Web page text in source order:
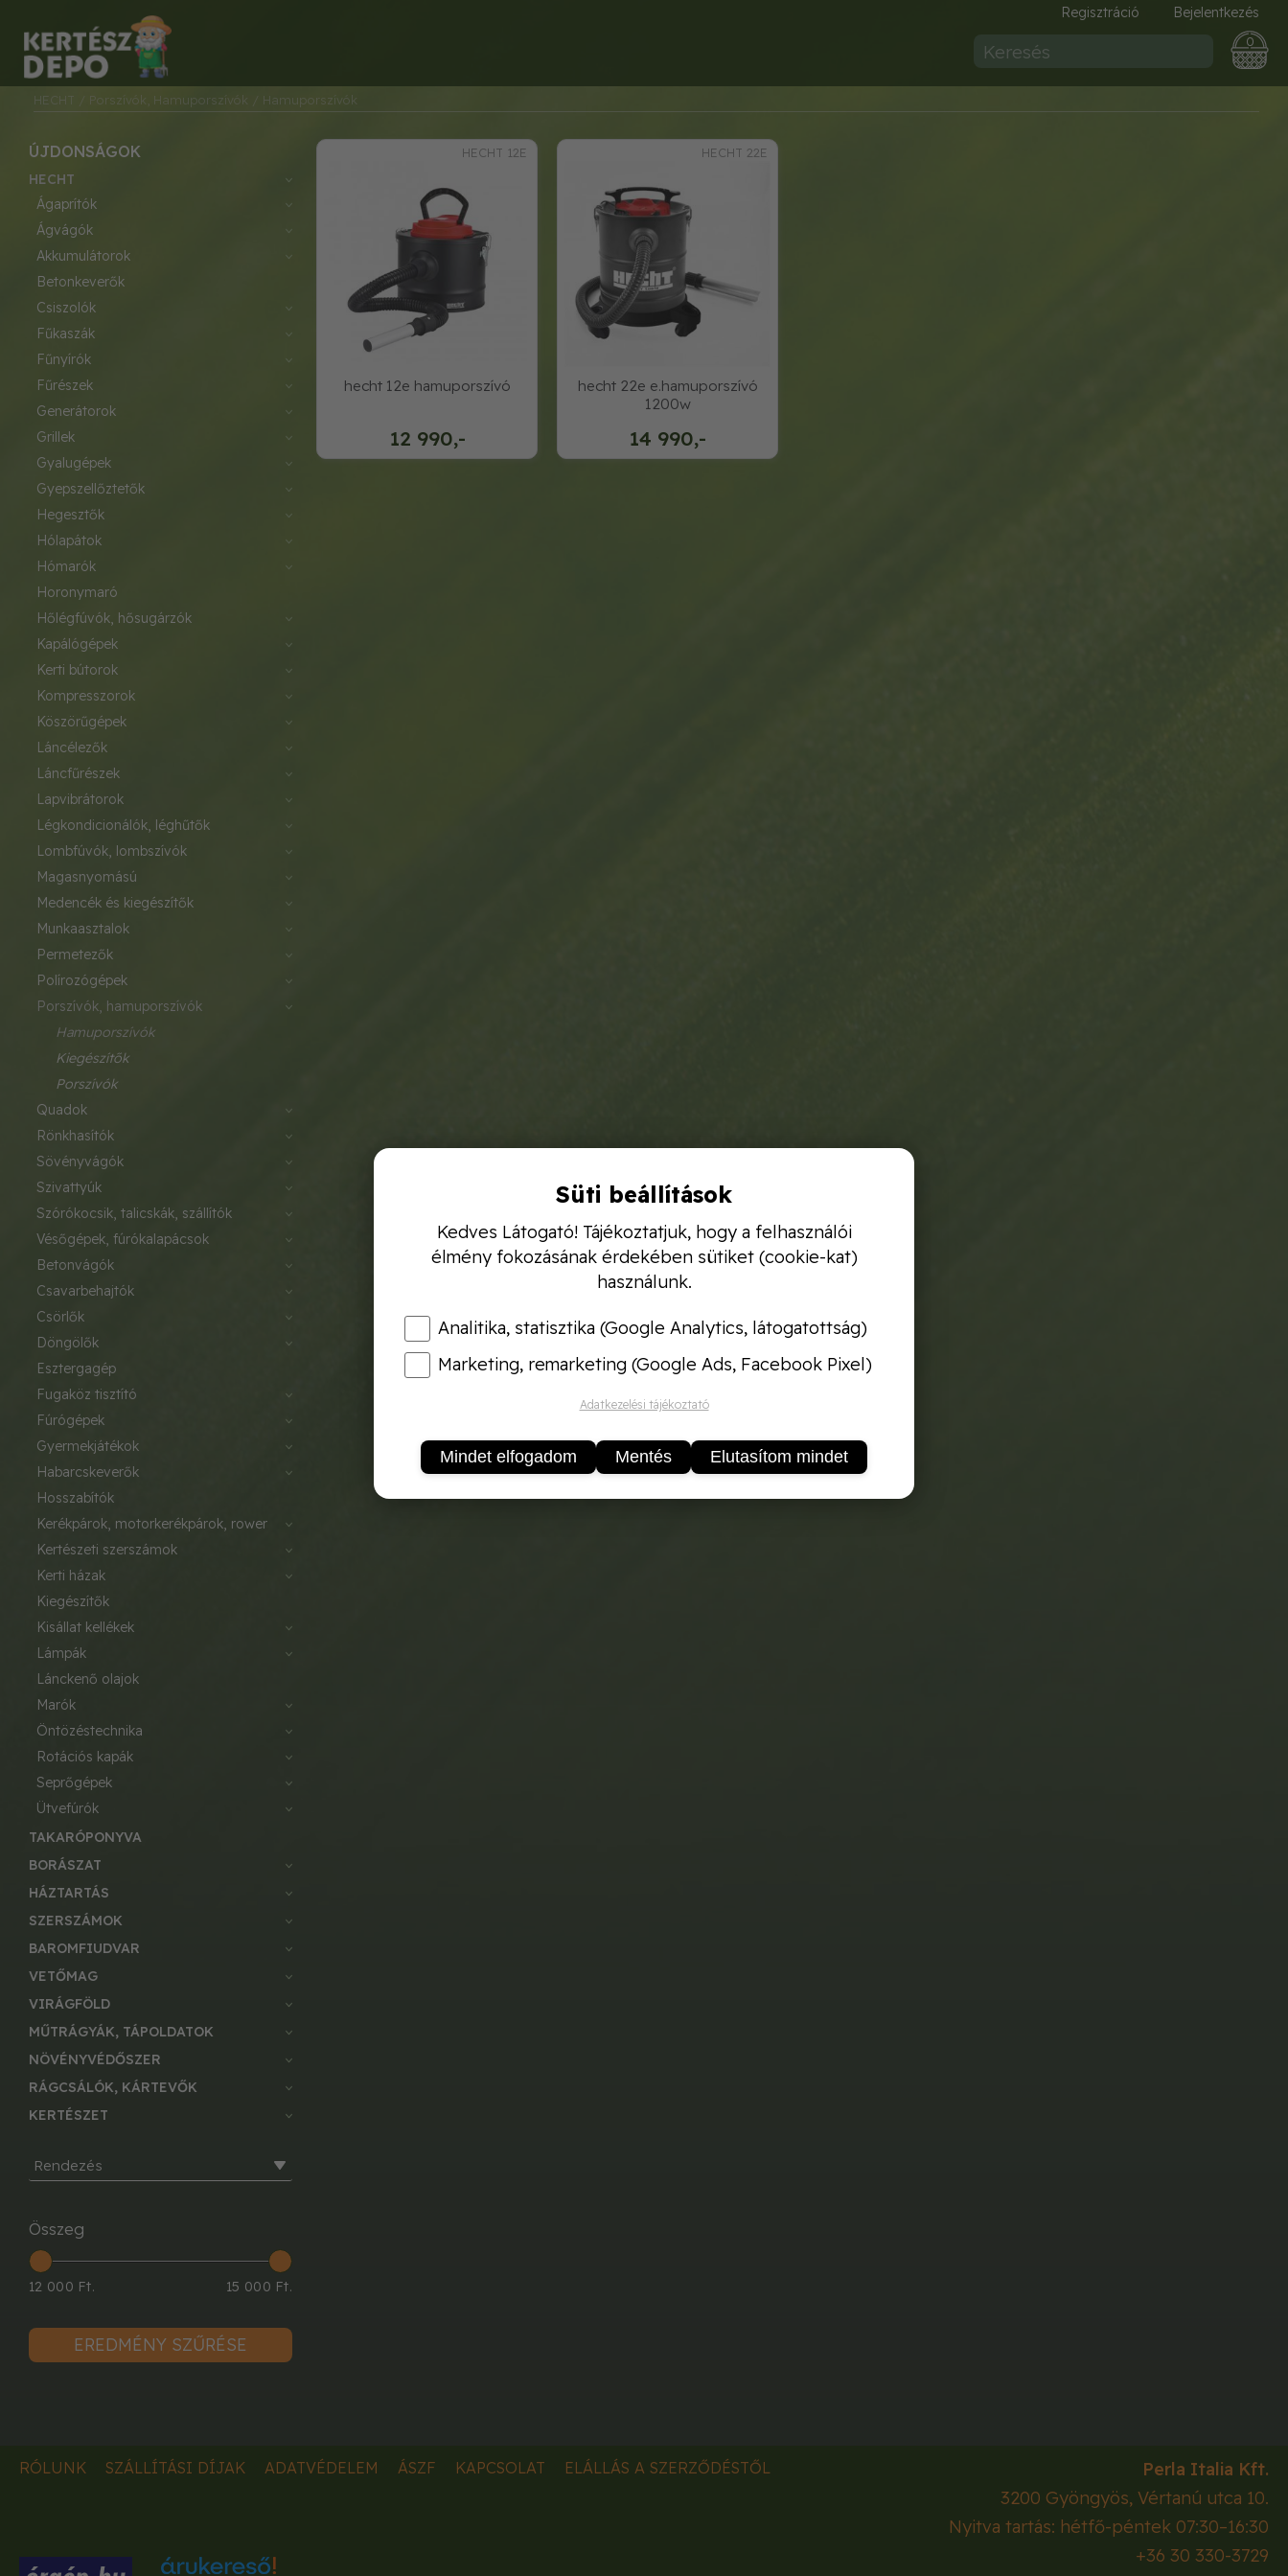
Regisztráció Bejelentkezés
0
HECHT / Porszívók, Hamuporszívók / Hamuporszívók
HECHT 12E
12 990,-
hecht 12e hamuporszívó
HECHT 22E
14 990,-
hecht 22e e.hamuporszívó
1200w
ÚJDONSÁGOK
HECHT
ágaprítók
ágvágók
akkumulátorok
betonkeverők
csiszolók
fűkaszák
fűnyírók
fűrészek
generátorok
grillek
gyalugépek
gyepszellőztetők
hegesztők
hólapátok
hómarók
horonymaró
hőlégfúvók, hősugárzók
kapálógépek
kerti bútorok
kompresszorok
köszörűgépek
láncélezők
láncfűrészek
lapvibrátorok
légkondicionálók, léghűtők
lombfúvók, lombszívók
magasnyomású
medencék és kiegészítők
munkaasztalok
permetezők
polírozógépek
porszívók, hamuporszívók
hamuporszívók
kiegészítők
porszívók
quadok
rönkhasítók
sövényvágók
szivattyúk
szórókocsik, talicskák, szállítók
vésőgépek, fúrókalapácsok
betonvágók
csavarbehajtók
csörlők
döngölők
esztergagép
fugaköz tisztító
fúrógépek
gyermekjátékok
habarcskeverők
hosszabítók
kerékpárok, motorkerékpárok, rower
kertészeti szerszámok
kerti házak
kiegészítők
kisállat kellékek
lámpák
lánckenő olajok
marók
öntözéstechnika
rotációs kapák
seprőgépek
ütvefúrók
TAKARÓPONYVA
BORÁSZAT
HÁZTARTÁS
SZERSZÁMOK
BAROMFIUDVAR
VETŐMAG
VIRÁGFÖLD
MŰTRÁGYÁK, TÁPOLDATOK
NÖVÉNYVÉDŐSZER
RÁGCSÁLÓK, KÁRTEVŐK
KERTÉSZET
Rendezés
Összeg
12 000 Ft. 15 000 Ft.
EREDMÉNY SZŰRÉSE
RÓLUNK SZÁLLÍTÁSI DÍJAK ADATVÉDELEM ÁSZF KAPCSOLAT ELÁLLÁS A SZERZŐDÉSTŐL
Perla Italia Kft.
3200 Gyöngyös, Vértanú utca 10.
Nyitva tartás: hétfő-péntek 07:30–16:30
+36 30 330-3729
Süti beállítások
Kedves Látogató! Tájékoztatjuk, hogy a felhasználói
élmény fokozásának érdekében sütiket (cookie-kat)
használunk.
Analitika, statisztika (Google Analytics, látogatottság)
Marketing, remarketing (Google Ads, Facebook Pixel)
Adatkezelési tájékoztató
Mindet elfogadom Mentés Elutasítom mindet